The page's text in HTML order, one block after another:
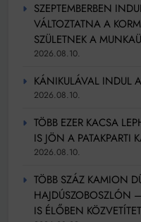
SZEPTEMBERBEN
VÁLTOZTATNA A
SZÜLETNEK A
2026.08.10.
KÁNIKULÁVAL INDUL
2026.08.10.
TÖBB EZER KACSA
IS JÖN A PATAKPARTI
2026.08.10.
TÖBB SZÁZ KAMION
HAJDÚSZOBOSZLÓN
IS ÉLŐBEN